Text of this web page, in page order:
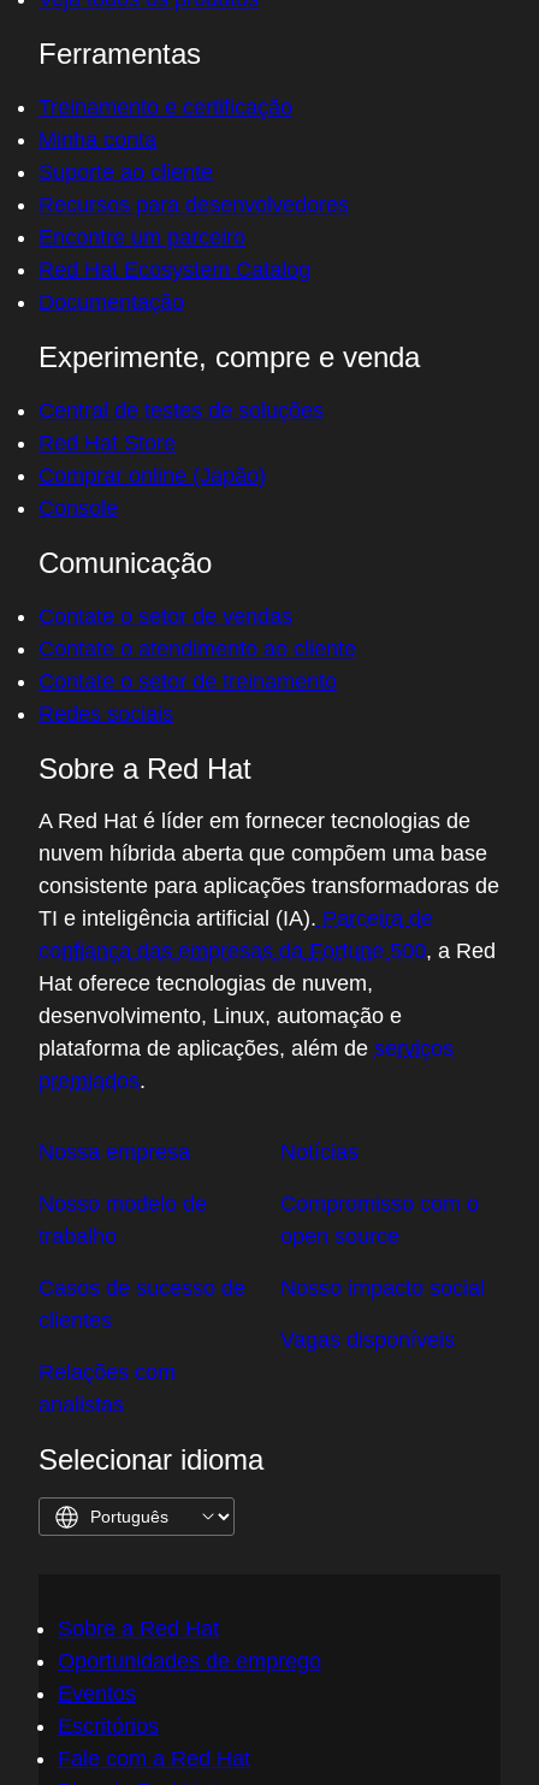
Red Hat OpenShift
Red Hat Ansible Automation Platform
Ferramentas
Treinamento e certificação
Minha conta
Suporte ao cliente
Recursos para desenvolvedores
Encontre um parceiro
Red Hat Ecosystem Catalog
Experimente, compre e venda
Central de testes de soluções
Red Hat Store
Comprar online (Japão)
Comunicação
Contate o setor de vendas
Contate o atendimento ao cliente
Contate o setor de treinamento
Sobre a Red Hat
A Red Hat é líder em fornecer tecnologias de
nuvem híbrida aberta que compõem uma base
consistente para aplicações transformadoras de
TI e inteligência artificial (IA).
Parceira de
confiança das empresas da Fortune 500
Hat oferece tecnologias de nuvem,
desenvolvimento, Linux, automação e
premiados.
Nossa empresa
Nosso modelo de
trabalho
Casos de sucesso de
clientes
Relações com
Notícias
Compromisso com o
Selecionar idioma
Sobre a Red Hat
Oportunidades de emprego
Eventos